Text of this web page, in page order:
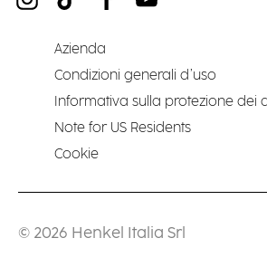
Azienda
Condizioni generali d’uso
Informativa sulla protezione dei
Note for US Residents
Cookie
© 2026 Henkel Italia Srl